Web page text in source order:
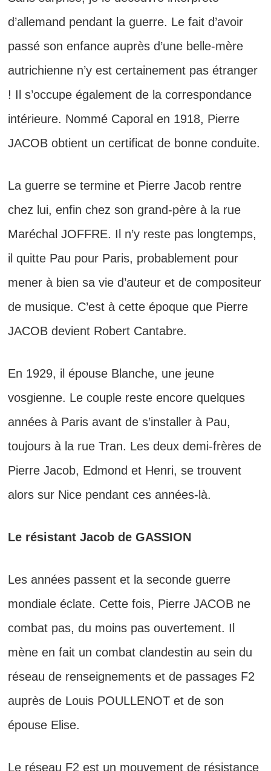
d’allemand pendant la guerre. Le fait d’avoir
passé son enfance auprès d’une belle-mère
autrichienne n’y est certainement pas étranger
! Il s’occupe également de la correspondance
intérieure. Nommé Caporal en 1918, Pierre
JACOB obtient un certificat de bonne conduite.
La guerre se termine et Pierre Jacob rentre
chez lui, enfin chez son grand-père à la rue
Maréchal JOFFRE. Il n’y reste pas longtemps,
il quitte Pau pour Paris, probablement pour
mener à bien sa vie d’auteur et de compositeur
de musique. C’est à cette époque que Pierre
JACOB devient Robert Cantabre.
En 1929, il épouse Blanche, une jeune
vosgienne. Le couple reste encore quelques
années à Paris avant de s’installer à Pau,
toujours à la rue Tran. Les deux demi-frères de
Pierre Jacob, Edmond et Henri, se trouvent
alors surNice pendant ces années-là.
Le résistant Jacob de GASSION
Les années passent et la seconde guerre
mondiale éclate. Cette fois, Pierre JACOB ne
combat pas, du moins pas ouvertement. Il
mène en fait un combat clandestin au sein du
réseau de renseignements et de passages F2
auprès de Louis POULLENOT et de son
épouse Elise.
Le réseau F2 est un mouvement de résistance